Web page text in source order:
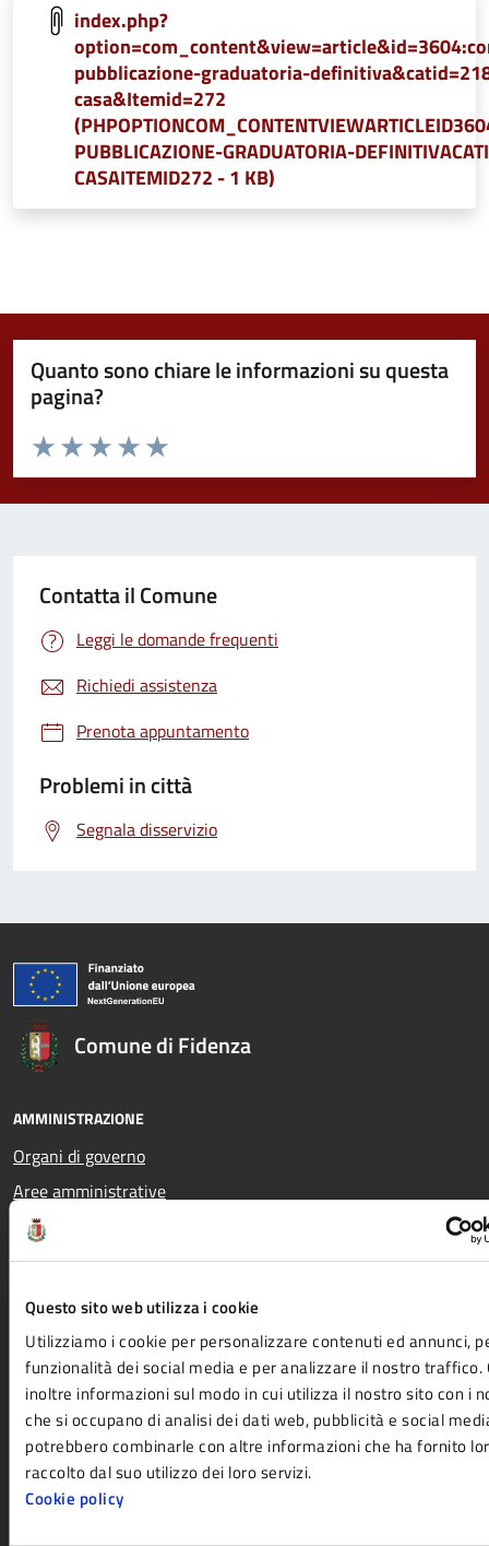
Questo sito web utilizza i cookie
Utilizziamo i cookie per personalizzare contenuti ed annunci,
funzionalità dei social media e per analizzare il nostro traffico.
inoltre informazioni sul modo in cui utilizza il nostro sito con i
che si occupano di analisi dei dati web, pubblicità e social
potrebbero combinarle con altre informazioni che ha fornito
raccolto dal suo utilizzo dei loro servizi.
Cookie policy
index.php?
pubblicazione-graduatoria-
casa&Itemid=272
PUBBLICAZIONE-GRADUATORIA-
CASAITEMID272 - 1 KB)
Quanto sono chiare le informazioni su questa
pagina?
Valuta da 1 a 5 stelle la pagina
Valuta 5 stelle su 5
Valuta 4 stelle su 5
Valuta 3 stelle su 5
Valuta 2 stelle su 5
Valuta 1 stelle su 5
Contatta il Comune
Leggi le domande frequenti
Richiedi assistenza
Prenota appuntamento
Problemi in città
Segnala disservizio
Comune di Fidenza
AMMINISTRAZIONE
Organi di governo
Aree amministrative
Uffici
Enti e fondazioni
Politici
Personale amministrativo
Documenti e dati
CATEGORIE DI SERVIZIO
Agricoltura e pesca
Imprese e commercio